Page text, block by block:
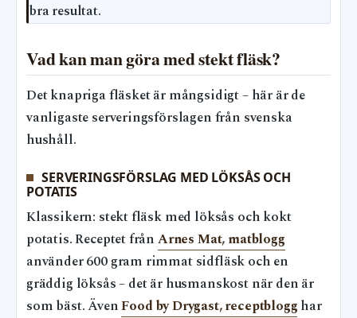
bra resultat.
Vad kan man göra med stekt fläsk?
Det knapriga fläsket är mångsidigt – här är de
vanligaste serveringsförslagen från svenska
hushåll.
SERVERINGSFÖRSLAG MED LÖKSÅS OCH
POTATIS
Klassikern: stekt fläsk med löksås och kokt
potatis. Receptet från Arnes Mat, matblogg
använder 600 gram rimmat sidfläsk och en
gräddig löksås – det är husmanskost när den är
som bäst. ÄvenFood by Drygast, receptblogg har